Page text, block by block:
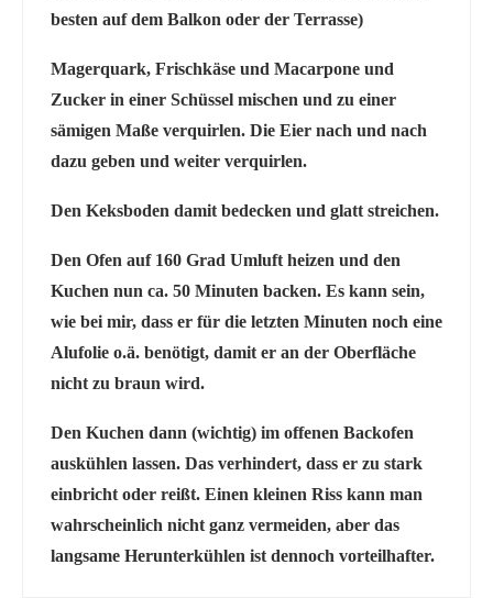
besten auf dem Balkon oder der Terrasse)
Magerquark, Frischkäse und Macarpone und
Zucker in einer Schüssel mischen und zu einer
sämigen Maße verquirlen. Die Eier nach und nach
dazu geben und weiter verquirlen.
Den Keksboden damit bedecken und glatt streichen.
Den Ofen auf 160 Grad Umluft heizen und den
Kuchen nun ca. 50 Minuten backen. Es kann sein,
wie bei mir, dass er für die letzten Minuten noch eine
Alufolie o.ä. benötigt, damit er an der Oberfläche
nicht zu braun wird.
Den Kuchen dann (wichtig) im offenen Backofen
auskühlen lassen. Das verhindert, dass er zu stark
einbricht oder reißt. Einen kleinen Riss kann man
wahrscheinlich nicht ganz vermeiden, aber das
langsame Herunterkühlen ist dennoch vorteilhafter.